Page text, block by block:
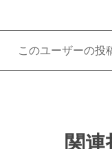
このユーザーの投
関